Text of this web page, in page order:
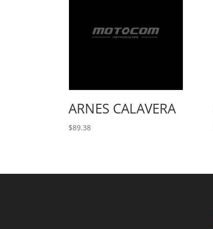
ARNES CALAVERA
$89.38